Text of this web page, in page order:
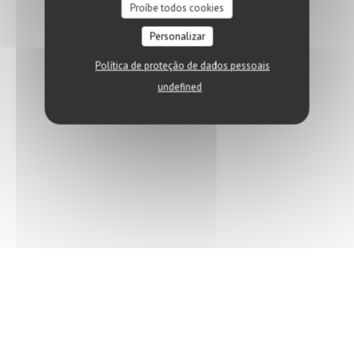
Proíbe todos cookies
Personalizar
Política de proteção de dados pessoais
undefined